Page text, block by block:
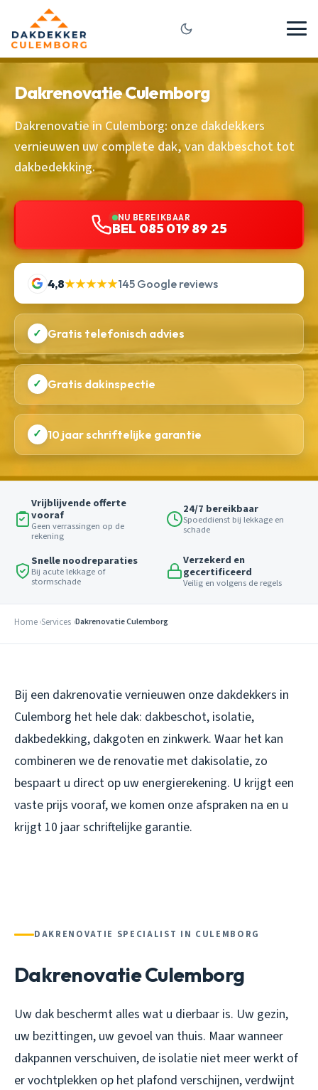
Dakrenovatie Culemborg
Dakrenovatie in Culemborg: onze dakdekkers
vernieuwen uw complete dak, van dakbeschot tot
dakbedekking.
NU BEREIKBAAR
BEL 085 019 89 25
4,8★★★★★145 Google reviews
✓ Gratis telefonisch advies
✓ Gratis dakinspectie
✓ 10 jaar schriftelijke garantie
Vrijblijvende offerte
vooraf
Geen verrassingen op de
rekening
24/7 bereikbaar
Spoeddienst bij lekkage en
schade
Snelle noodreparaties
Bij acute lekkage of
stormschade
Verzekerd en
gecertificeerd
Veilig en volgens de regels
Home Services Dakrenovatie Culemborg
Bij een dakrenovatie vernieuwen onze dakdekkers in
Culemborg het hele dak: dakbeschot, isolatie,
dakbedekking, dakgoten en zinkwerk. Waar het kan
combineren we de renovatie met dakisolatie, zo
bespaart u direct op uw energierekening. U krijgt een
vaste prijs vooraf, we komen onze afspraken na en u
krijgt 10 jaar schriftelijke garantie.
DAKRENOVATIE SPECIALIST IN CULEMBORG
Dakrenovatie Culemborg
Uw dak beschermt alles wat u dierbaar is. Uw gezin,
uw bezittingen, uw gevoel van thuis. Maar wanneer
dakpannen verschuiven, de isolatie niet meer werkt of
er vochtplekken op het plafond verschijnen, verdwijnt